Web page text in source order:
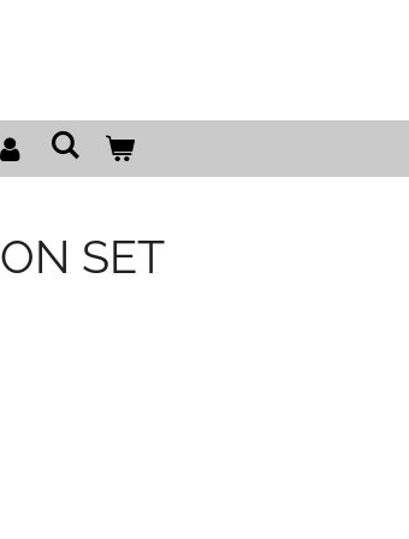
SET